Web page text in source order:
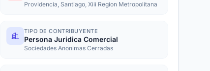
Providencia, Santiago, Xiii Region Metropolitana
TIPO DE CONTRIBUYENTE
Persona Juridica Comercial
Sociedades Anonimas Cerradas